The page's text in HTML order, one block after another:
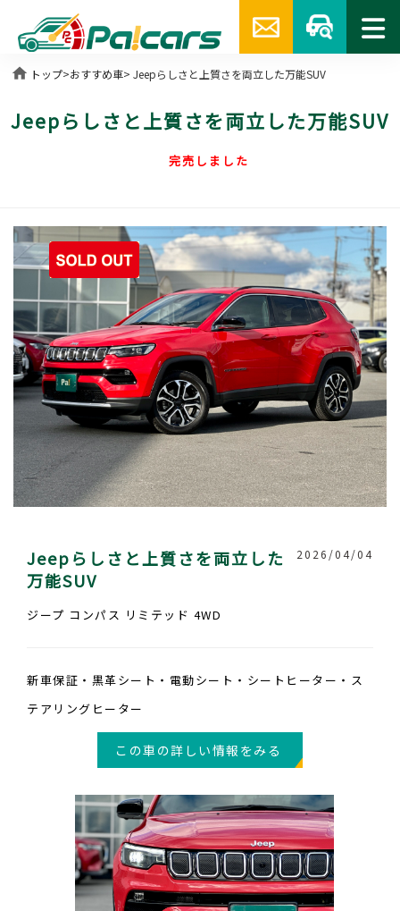
home トップ>おすすめ車> Jeepらしさと上質さを両立した万能SUV
Jeepらしさと上質さを両立した万能SUV
完売しました
Jeepらしさと上質さを両立した
万能SUV
2026/04/04
ジープ コンパス リミテッド 4WD
新車保証・黒革シート・電動シート・シートヒーター・ス
テアリングヒーター
この車の詳しい情報をみる